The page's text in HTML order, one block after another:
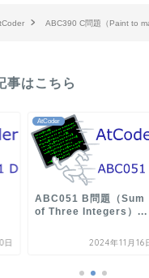
ABC390 C問題（Paint to
事はこちら
日
AtCoder
ABC051 B問題（Sum
of Three Integers）...
2024年11月16